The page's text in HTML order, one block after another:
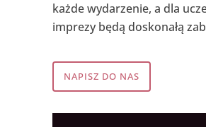
każde wydarzenie, a dla
imprezy będą doskonałą
NAPISZ DO NAS